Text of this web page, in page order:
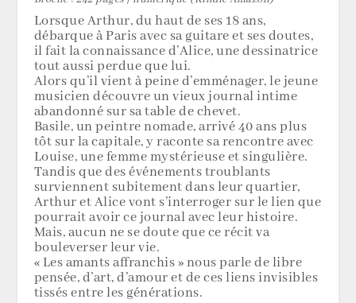
Lorsque Arthur, du haut de ses 18 ans,
débarque à Paris avec sa guitare et ses doutes,
il fait la connaissance d’Alice, une dessinatrice
tout aussi perdue que lui.
Alors qu’il vient à peine d’emménager, le jeune
musicien découvre un vieux journal intime
abandonné sur sa table de chevet.
Basile, un peintre nomade, arrivé 40 ans plus
tôt sur la capitale, y raconte sa rencontre avec
Louise, une femme mystérieuse et singulière.
Tandis que des événements troublants
surviennent subitement dans leur quartier,
Arthur et Alice vont s’interroger sur le lien que
pourrait avoir ce journal avec leur histoire.
Mais, aucun ne se doute que ce récit va
bouleverser leur vie.
« Les amants affranchis » nous parle de libre
pensée, d’art, d’amour et de ces liens invisibles
tissés entre les générations.